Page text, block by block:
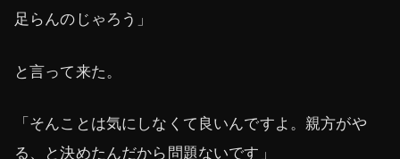
足らんのじゃろう」
と言って来た。
「そんことは気にしなくて良いんですよ。親方がや
る、と決めたんだから問題ないです」